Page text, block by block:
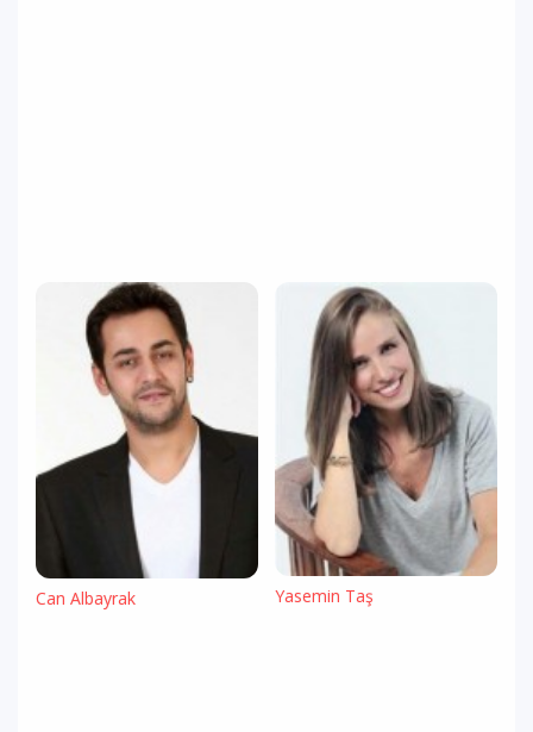
Can Albayrak Yasemin Taş